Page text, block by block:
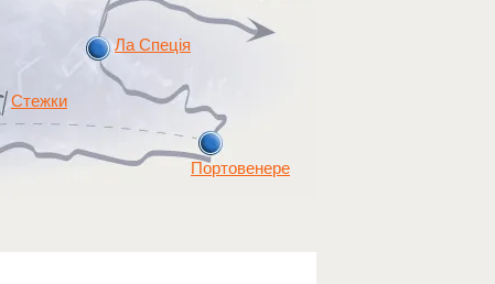
Портовенере
Ла Спеція
Стежки